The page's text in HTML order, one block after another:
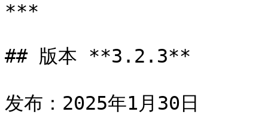
***
## 版本 **3.2.3**
发布：2025年1月30日